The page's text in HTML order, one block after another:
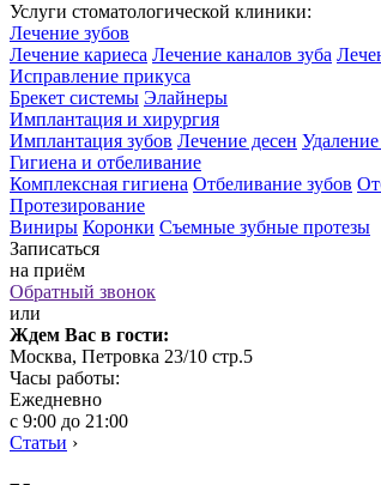
Услуги стоматологической клиники:
Лечение зубов
Лечение кариеса Лечение каналов зуба
Исправление прикуса
Брекет системы Элайнеры
Имплантация и хирургия
Имплантация зубов Лечение десен Удаление
Гигиена и отбеливание
Комплексная гигиена Отбеливание зубов
Протезирование
Виниры Коронки Съемные зубные протезы
Записаться
на приём
Обратный звонок
или
Ждем Вас в гости:
Москва, Петровка 23/10 стр.5
Часы работы:
Ежедневно
с 9:00 до 21:00
Статьи ›